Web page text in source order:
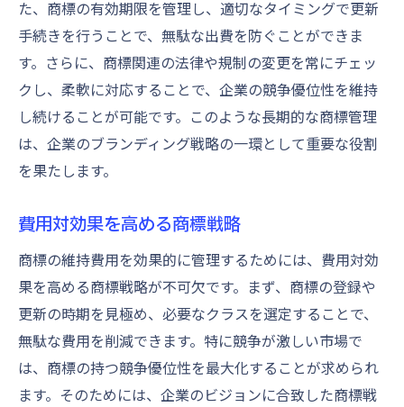
商標維持費用見直しのタイミングと方法
持続可能な商標維持を実現するための戦略
ブランド保護のための費用見直しと実践
商標維持費用の削減で競争優位性を確保する方
法
競争優位性を維持するための商標費用削減
商標維持費用を削減するための革新的な手
法
商標管理の効率化で競争優位性を確保
商標維持費用削減を通じて実現する競争力
強化
競争優位を確保するための商標維持戦略
た、商標の有効期限を管理し、適切なタイミングで更新
手続きを行うことで、無駄な出費を防ぐことができま
す。さらに、商標関連の法律や規制の変更を常にチェッ
クし、柔軟に対応することで、企業の競争優位性を維持
し続けることが可能です。このような長期的な商標管理
は、企業のブランディング戦略の一環として重要な役割
を果たします。
費用対効果を高める商標戦略
商標の維持費用を効果的に管理するためには、費用対効
果を高める商標戦略が不可欠です。まず、商標の登録や
更新の時期を見極め、必要なクラスを選定することで、
無駄な費用を削減できます。特に競争が激しい市場で
は、商標の持つ競争優位性を最大化することが求められ
ます。そのためには、企業のビジョンに合致した商標戦